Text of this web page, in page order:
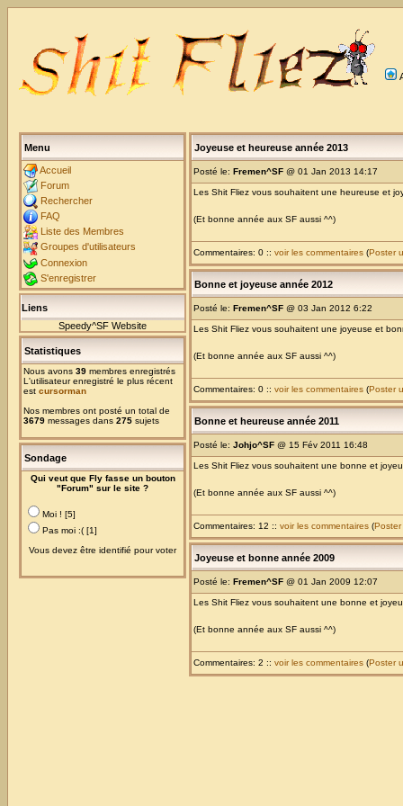
Menu
Accueil
Forum
Rechercher
FAQ
Liste des Membres
Groupes d'utilisateurs
Connexion
S'enregistrer
Liens
Speedy^SF Website
Statistiques
Nous avons 39 membres enregistrés
L'utilisateur enregistré le plus récent
est cursorman
Nos membres ont posté un total de
3679 messages dans 275 sujets
Sondage
Qui veut que Fly fasse un bouton
"Forum" sur le site ?
Moi ! [5]
Pas moi :( [1]
Vous devez être identifié pour voter
Joyeuse et heureuse année 2013
Posté le: Fremen^SF @ 01 Jan 2013 14:17
Les Shit Fliez vous souhaitent une heureuse et
(Et bonne année aux SF aussi ^^)
Commentaires: 0 :: voir les commentaires (Poster
Bonne et joyeuse année 2012
Posté le: Fremen^SF @ 03 Jan 2012 6:22
Les Shit Fliez vous souhaitent une joyeuse et
(Et bonne année aux SF aussi ^^)
Commentaires: 0 :: voir les commentaires (Poster
Bonne et heureuse année 2011
Posté le: Johjo^SF @ 15 Fév 2011 16:48
Les Shit Fliez vous souhaitent une bonne et
(Et bonne année aux SF aussi ^^)
Commentaires: 12 :: voir les commentaires (Poster
Joyeuse et bonne année 2009
Posté le: Fremen^SF @ 01 Jan 2009 12:07
Les Shit Fliez vous souhaitent une bonne et
(Et bonne année aux SF aussi ^^)
Commentaires: 2 :: voir les commentaires (Poster